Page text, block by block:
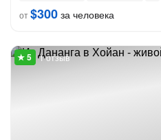
от$300 за человека
1 отзыв